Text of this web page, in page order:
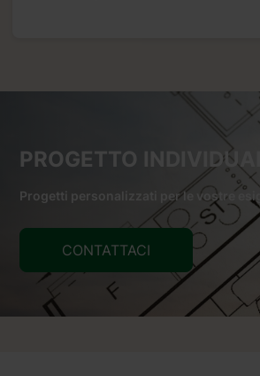
PROGETTO
Progetti personalizzati per le vostre
CONTATTACI